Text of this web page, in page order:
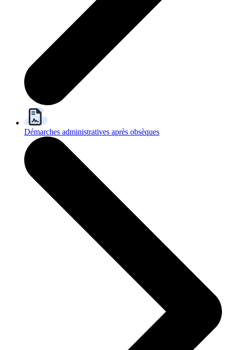
Démarches administratives après obsèques